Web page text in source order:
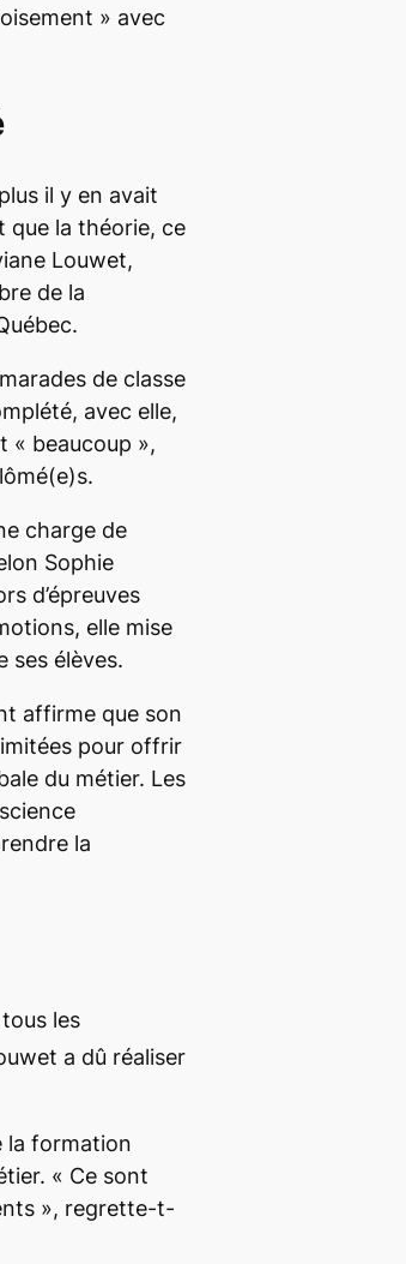
» avec
il y en avait
que la théorie, ce
Louwet,
de la
de classe
avec elle,
« beaucoup »,
charge de
Sophie
d’épreuves
elle mise
ses élèves.
affirme que son
pour offrir
du métier. Les
la
les
a dû réaliser
la formation
« Ce sont
», regrette-t-